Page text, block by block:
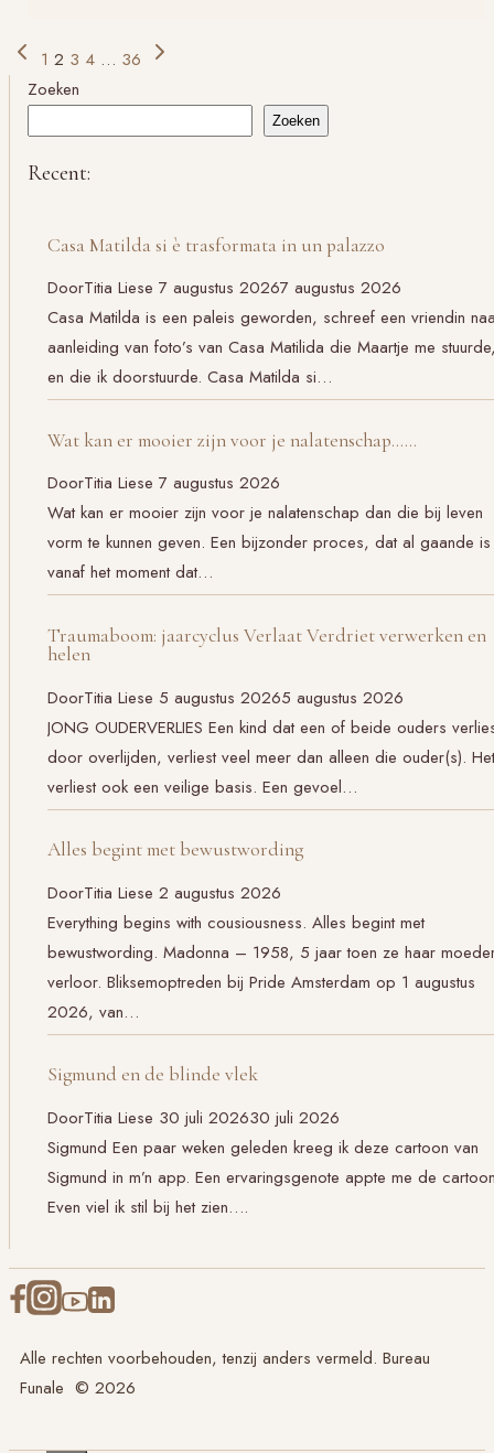
Paginanavigatie
Vorige
pagina
1 2 3 4 … 36
Volgende
Zoeken
Zoeken
Recent:
Casa Matilda si è trasformata in un palazzo
DoorTitia Liese 7 augustus 20267 augustus 2026
Casa Matilda is een paleis geworden, schreef een vriendin
aanleiding van foto’s van Casa Matilida die Maartje me
en die ik doorstuurde. Casa Matilda si…
Wat kan er mooier zijn voor je nalatenschap……
DoorTitia Liese 7 augustus 2026
Wat kan er mooier zijn voor je nalatenschap dan die bij leven
vorm te kunnen geven. Een bijzonder proces, dat al gaande is
vanaf het moment dat…
Traumaboom: jaarcyclus Verlaat Verdriet verwerken en
helen
DoorTitia Liese 5 augustus 20265 augustus 2026
JONG OUDERVERLIES Een kind dat een of beide ouders
door overlijden, verliest veel meer dan alleen die ouder(s). Het
verliest ook een veilige basis. Een gevoel…
Alles begint met bewustwording
DoorTitia Liese 2 augustus 2026
Everything begins with cousiousness. Alles begint met
bewustwording. Madonna – 1958, 5 jaar toen ze haar
verloor. Bliksemoptreden bij Pride Amsterdam op 1 augustus
2026, van…
Sigmund en de blinde vlek
DoorTitia Liese 30 juli 202630 juli 2026
Sigmund Een paar weken geleden kreeg ik deze cartoon van
Sigmund in m’n app. Een ervaringsgenote appte me de
Even viel ik stil bij het zien….
Alle rechten voorbehouden, tenzij anders vermeld. Bureau
Funale © 2026